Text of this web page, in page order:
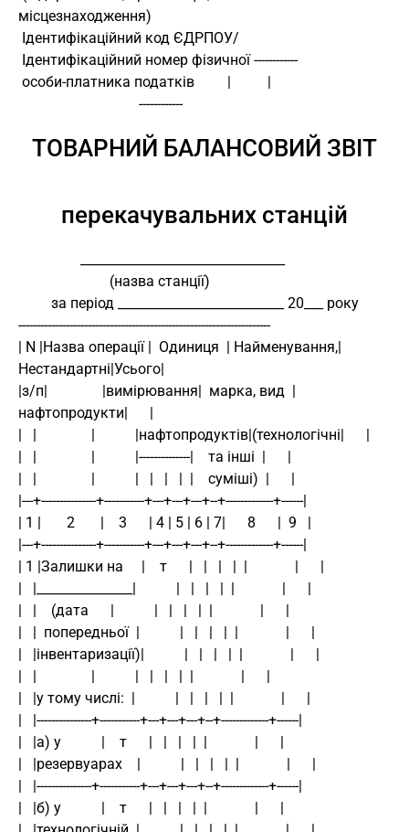
місцезнаходження)
Ідентифікаційний код ЄДРПОУ/
Ідентифікаційний номер фізичної ------------
особи-платника податків         |          |
                                 ------------
ТОВАРНИЙ БАЛАНСОВИЙ ЗВІТ
перекачувальних станцій
                         (назва станції)
         за період __________________________ 20___ року
---------------------------------------------------------------------
| N |Назва операції |  Одиниця  | Найменування,|
Нестандартні|Усього|
|з/п|               |вимірювання|  марка, вид  |
нафтопродукти|      |
|   |               |           |нафтопродуктів|(технологічні|      |
|   |               |           |--------------|    та інші  |      |
|   |               |           |   |   |   |  |    суміші)  |      |
|---+---------------+-----------+---+---+---+--+-------------+------|
| 1 |       2       |    3      | 4 | 5 | 6 | 7|      8      |  9   |
|---+---------------+-----------+---+---+---+--+-------------+------|
| 1 |Залишки на     |    т      |   |   |   |  |             |      |
|   |_______________|           |   |   |   |  |             |      |
|   |    (дата      |           |   |   |   |  |             |      |
|   |  попередньої  |           |   |   |   |  |             |      |
|   |інвентаризації)|           |   |   |   |  |             |      |
|   |               |           |   |   |   |  |             |      |
|   |у тому числі:  |           |   |   |   |  |             |      |
|   |---------------+-----------+---+---+---+--+-------------+------|
|   |а) у           |    т      |   |   |   |  |             |      |
|   |резервуарах    |           |   |   |   |  |             |      |
|   |---------------+-----------+---+---+---+--+-------------+------|
|   |б) у           |    т      |   |   |   |  |             |      |